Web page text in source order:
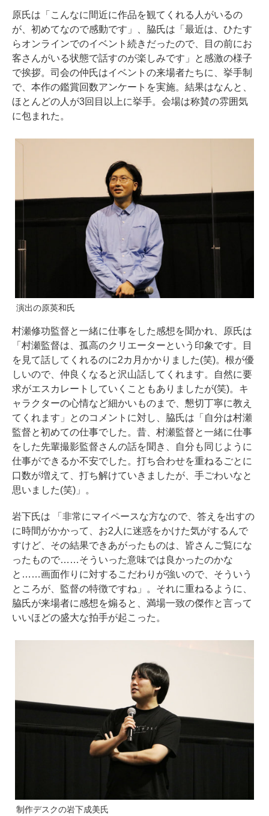
原氏は「こんなに間近に作品を観てくれる人がいるの
が、初めてなので感動です」、脇氏は「最近は、ひたす
らオンラインでのイベント続きだったので、目の前にお
客さんがいる状態で話すのが楽しみです」と感激の様子
で挨拶。司会の仲氏はイベントの来場者たちに、挙手制
で、本作の鑑賞回数アンケートを実施。結果はなんと、
ほとんどの人が3回目以上に挙手。会場は称賛の雰囲気
に包まれた。
演出の原英和氏
村瀬修功監督と一緒に仕事をした感想を聞かれ、原氏は
「村瀬監督は、孤高のクリエーターという印象です。目
を見て話してくれるのに2カ月かかりました(笑)。根が優
しいので、仲良くなると沢山話してくれます。自然に要
求がエスカレートしていくこともありましたが(笑)。キ
ャラクターの心情など細かいものまで、懇切丁寧に教え
てくれます」とのコメントに対し、脇氏は「自分は村瀬
監督と初めての仕事でした。昔、村瀬監督と一緒に仕事
をした先輩撮影監督さんの話を聞き、自分も同じように
仕事ができるか不安でした。打ち合わせを重ねるごとに
口数が増えて、打ち解けていきましたが、手ごわいなと
思いました(笑)」。
岩下氏は 「非常にマイペースな方なので、答えを出すの
に時間がかかって、お2人に迷惑をかけた気がするんで
すけど、その結果できあがったものは、皆さんご覧にな
ったもので……そういった意味では良かったのかな
と……画面作りに対するこだわりが強いので、そういう
ところが、監督の特徴ですね」。それに重ねるように、
脇氏が来場者に感想を煽ると、満場一致の傑作と言って
いいほどの盛大な拍手が起こった。
制作デスクの岩下成美氏